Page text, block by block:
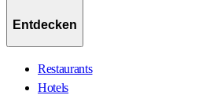
Entdecken
Restaurants
Hotels